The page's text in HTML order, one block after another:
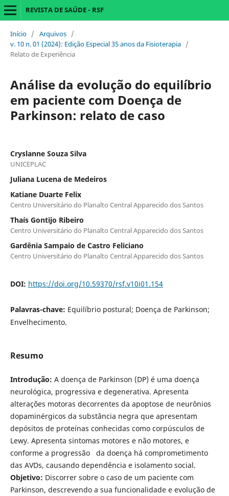
REVISTA DE SAÚDE - RSF
Início / Arquivos /
v. 10 n. 01 (2024): Edição Especial 35 anos da Fisioterapia /
Relato de Experiência
Análise da evolução do equilíbrio
em paciente com Doença de
Parkinson: relato de caso
Cryslanne Souza Silva
UNICEPLAC
Juliana Lucena de Medeiros
Katiane Duarte Felix
Centro Universitário do Planalto Central Apparecido dos Santos
Thaís Gontijo Ribeiro
Centro Universitário do Planalto Central Apparecido dos Santos
Gardênia Sampaio de Castro Feliciano
Centro Universitário do Planalto Central Apparecido dos Santos
DOI: https://doi.org/10.59370/rsf.v10i01.154
Palavras-chave: Equilíbrio postural; Doença de Parkinson;
Envelhecimento.
Resumo
Introdução: A doença de Parkinson (DP) é uma doença
neurológica, progressiva e degenerativa. Apresenta
alterações motoras decorrentes da apoptose de neurônios
dopaminérgicos da substância negra que apresentam
depósitos de proteínas conhecidas como corpúsculos de
Lewy. Apresenta sintomas motores e não motores, e
conforme a progressão da doença há comprometimento
das AVDs, causando dependência e isolamento social.
Objetivo: Discorrer sobre o caso de um paciente com
Parkinson, descrevendo a sua funcionalidade e evolução de